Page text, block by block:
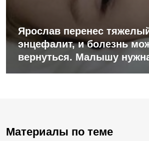
Ярослав перенес
энцефалит, и болезнь
вернуться. Малышу
Материалы по теме